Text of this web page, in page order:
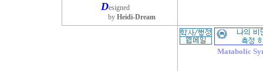
Designed
by Heidi-Dream
Matabolic